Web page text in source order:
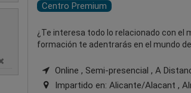
Centro Premium
¿Te interesa todo lo relacionado con el
formación te adentrarás en el mundo
Online , Semi-presencial , A
Impartido en: Alicante/Alacant ,